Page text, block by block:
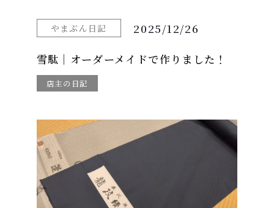
やまぶん日記 2025/12/26
雪駄｜オーダーメイドで作りました！
店主の日記